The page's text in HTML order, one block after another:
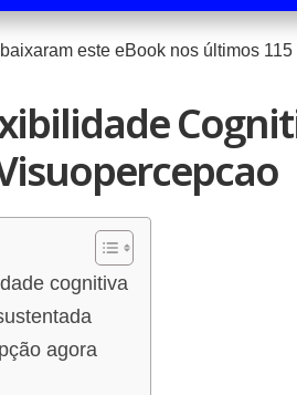
este eBook nos últimos 115
cognitiva
agora